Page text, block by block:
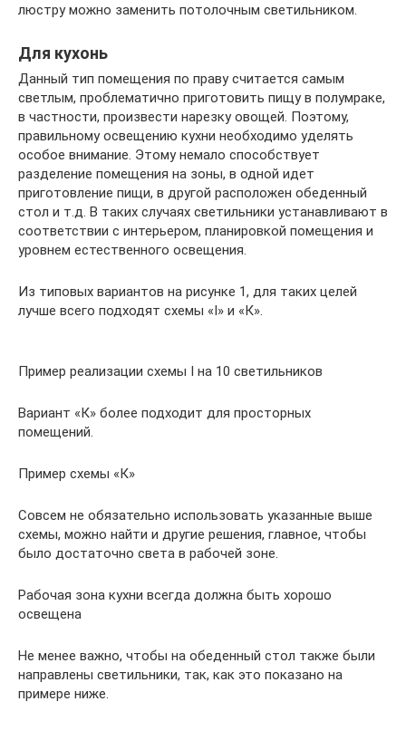
люстру можно заменить потолочным светильником.
Для кухонь
Данный тип помещения по праву считается самым
светлым, проблематично приготовить пищу в полумраке,
в частности, произвести нарезку овощей. Поэтому,
правильному освещению кухни необходимо уделять
особое внимание. Этому немало способствует
разделение помещения на зоны, в одной идет
приготовление пищи, в другой расположен обеденный
стол и т.д. В таких случаях светильники устанавливают в
соответствии с интерьером, планировкой помещения и
уровнем естественного освещения.
Из типовых вариантов на рисунке 1, для таких целей
лучше всего подходят схемы «I» и «К».
Пример реализации схемы I на 10 светильников
Вариант «К» более подходит для просторных
помещений.
Пример схемы «К»
Совсем не обязательно использовать указанные выше
схемы, можно найти и другие решения, главное, чтобы
было достаточно света в рабочей зоне.
Рабочая зона кухни всегда должна быть хорошо
освещена
Не менее важно, чтобы на обеденный стол также были
направлены светильники, так, как это показано на
примере ниже.